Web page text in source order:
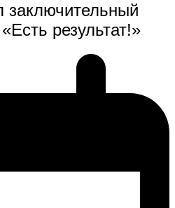
результат!»